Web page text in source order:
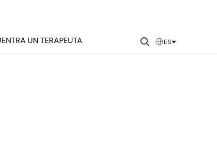
UN TERAPEUTA ES